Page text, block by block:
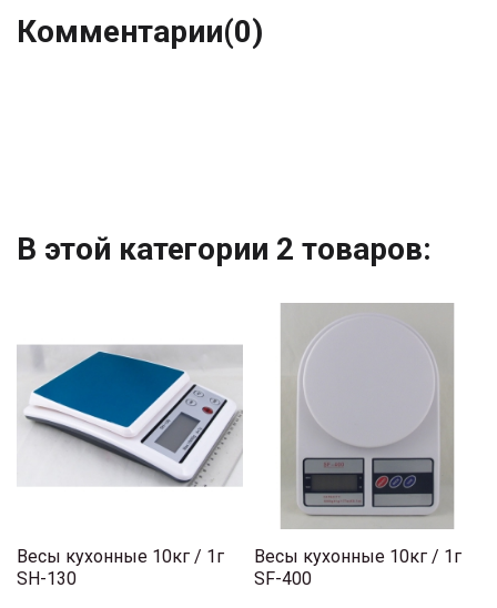
Комментарии(0)
В этой категории 2 товаров:
Весы кухонные 10кг / 1г
SH-130
Весы кухонные 10кг / 1г
SF-400